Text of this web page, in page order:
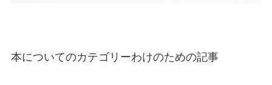
本についてのカテゴリーわけのための記事